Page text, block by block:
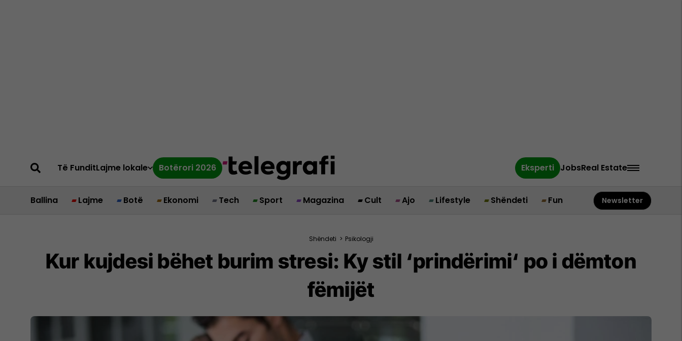
Të FunditLajme lokale Botërori 2026 Eksperti JobsReal Estate
Ballina Lajme Botë Ekonomi Tech Sport Magazina Cult Ajo Lifestyle Shëndeti Fun Newsletter
Shëndeti > Psikologji
Kur kujdesi bëhet burim stresi: Ky stil ‘prindërimi‘ po i dëmton
fëmijët